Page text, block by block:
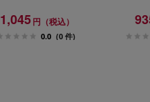
1,045円（税込）
0.0 (0 件)